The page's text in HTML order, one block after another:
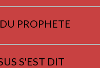
PROPHETE
S'EST DIT